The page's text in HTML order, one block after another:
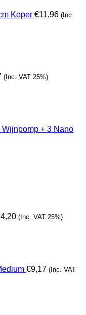
Koper €11,96 (Inc.
(Inc. VAT 25%)
+ 3 Nano
4,20 (Inc. VAT 25%)
€9,17 (Inc. VAT